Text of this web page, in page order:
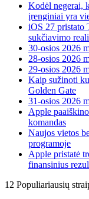
Kodėl negerai,
įrenginiai yra
iOS 27 pristato
sukčiavimo
30-osios 2026
28-osios 2026
29-osios 2026
Kaip sužinoti
Golden Gate
31-osios 2026
Apple
komandas
Naujos vietos
programoje
Apple pristatė
finansinius
12 Populiariausių